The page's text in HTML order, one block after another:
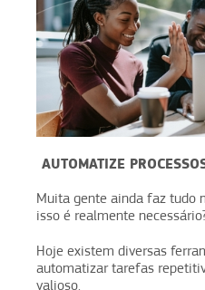
AUTOMATIZE
Muita gente ainda faz tudo
isso é realmente
Hoje existem diversas
automatizar tarefas
valioso.